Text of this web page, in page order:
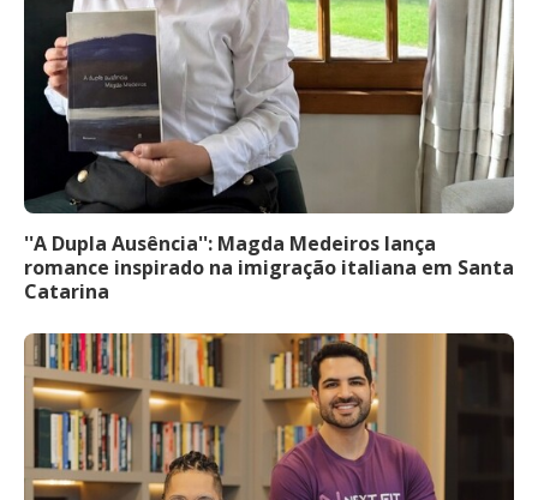
''A Dupla Ausência'': Magda Medeiros lança
romance inspirado na imigração italiana em Santa
Catarina